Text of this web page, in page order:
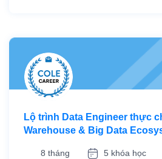
Lộ trình Data Engineer thực
Warehouse & Big Data
8 tháng 5 khóa học